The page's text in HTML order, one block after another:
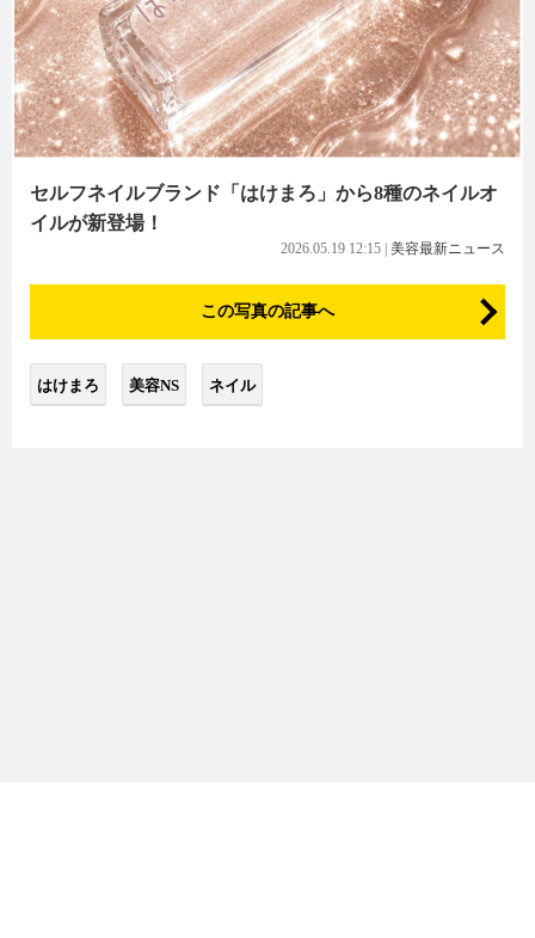
セルフネイルブランド「はけまろ」から8種のネイルオ
イルが新登場！
2026.05.19 12:15 美容最新ニュース
この写真の記事へ
はけまろ 美容NS ネイル